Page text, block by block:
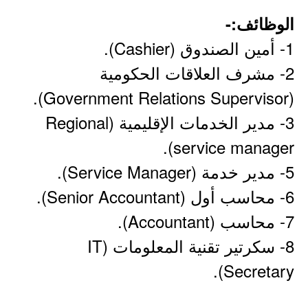
الوظائف:-
1- أمين الصندوق (Cashier).
2- مشرف العلاقات الحكومية
(Government Relations Supervisor).
3- مدير الخدمات الإقليمية (Regional
service manager).
5- مدير خدمة (Service Manager).
6- محاسب أول (Senior Accountant).
7- محاسب (Accountant).
8- سكرتير تقنية المعلومات (IT
Secretary).